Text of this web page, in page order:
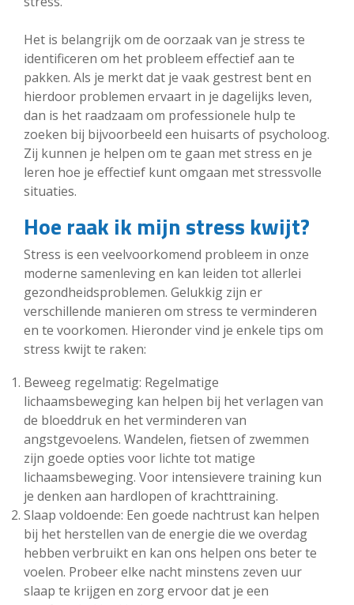
Het is belangrijk om de oorzaak van je stress te
identificeren om het probleem effectief aan te
pakken. Als je merkt dat je vaak gestrest bent en
hierdoor problemen ervaart in je dagelijks leven,
dan is het raadzaam om professionele hulp te
zoeken bij bijvoorbeeld een huisarts of psycholoog.
Zij kunnen je helpen om te gaan met stress en je
leren hoe je effectief kunt omgaan met stressvolle
situaties.
Hoe raak ik mijn stress kwijt?
Stress is een veelvoorkomend probleem in onze
moderne samenleving en kan leiden tot allerlei
gezondheidsproblemen. Gelukkig zijn er
verschillende manieren om stress te verminderen
en te voorkomen. Hieronder vind je enkele tips om
stress kwijt te raken:
Beweeg regelmatig: Regelmatige
lichaamsbeweging kan helpen bij het verlagen van
de bloeddruk en het verminderen van
angstgevoelens. Wandelen, fietsen of zwemmen
zijn goede opties voor lichte tot matige
lichaamsbeweging. Voor intensievere training kun
je denken aan hardlopen of krachttraining.
Slaap voldoende: Een goede nachtrust kan helpen
bij het herstellen van de energie die we overdag
hebben verbruikt en kan ons helpen ons beter te
voelen. Probeer elke nacht minstens zeven uur
slaap te krijgen en zorg ervoor dat je een